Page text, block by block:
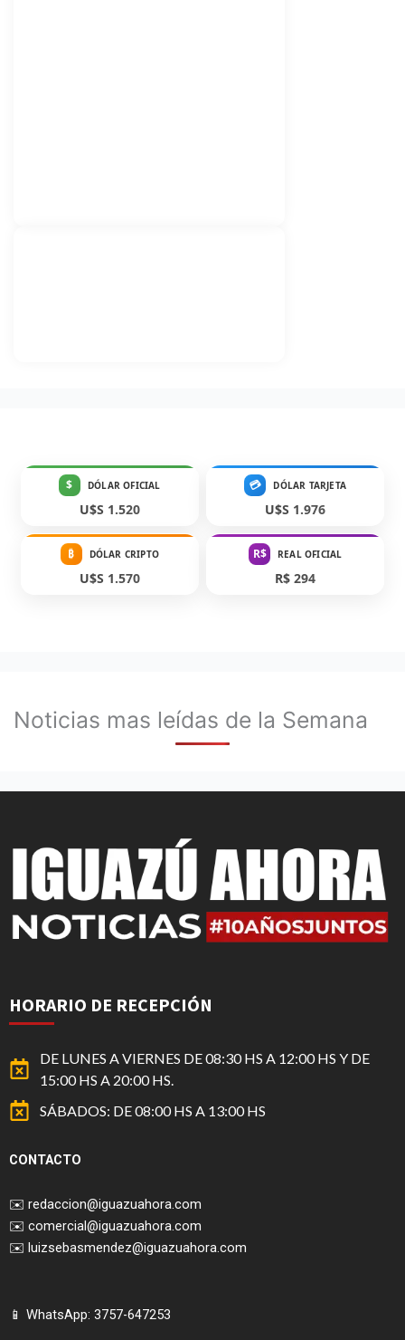
$ DÓLAR OFICIAL
U$S 1.520
💳 DÓLAR TARJETA
U$S 1.976
₿ DÓLAR CRIPTO
U$S 1.570
R$ REAL OFICIAL
R$ 294
Noticias mas leídas de la Semana
HORARIO DE RECEPCIÓN
DE LUNES A VIERNES DE 08:30 HS A 12:00 HS Y DE
15:00 HS A 20:00 HS.
SÁBADOS: DE 08:00 HS A 13:00 HS
CONTACTO
✉️ redaccion@iguazuahora.com
✉️ comercial@iguazuahora.com
✉️ luizsebasmendez@iguazuahora.com
📱 WhatsApp: 3757-647253